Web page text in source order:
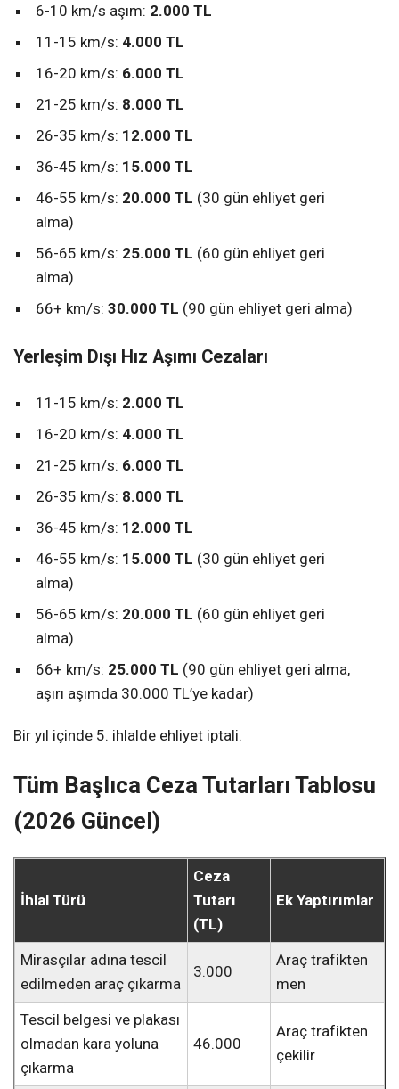
6-10 km/s aşım: 2.000 TL
11-15 km/s: 4.000 TL
16-20 km/s: 6.000 TL
21-25 km/s: 8.000 TL
26-35 km/s: 12.000 TL
36-45 km/s: 15.000 TL
46-55 km/s: 20.000 TL (30 gün ehliyet geri
alma)
56-65 km/s: 25.000 TL (60 gün ehliyet geri
alma)
66+ km/s: 30.000 TL (90 gün ehliyet geri alma)
Yerleşim Dışı Hız Aşımı Cezaları
11-15 km/s: 2.000 TL
16-20 km/s: 4.000 TL
21-25 km/s: 6.000 TL
26-35 km/s: 8.000 TL
36-45 km/s: 12.000 TL
46-55 km/s: 15.000 TL (30 gün ehliyet geri
alma)
56-65 km/s: 20.000 TL (60 gün ehliyet geri
alma)
66+ km/s: 25.000 TL (90 gün ehliyet geri alma,
aşırı aşımda 30.000 TL’ye kadar)
Bir yıl içinde 5. ihlalde ehliyet iptali.
Tüm Başlıca Ceza Tutarları Tablosu
(2026 Güncel)
İhlal Türü
Ceza
Tutarı
(TL)
Ek Yaptırımlar
Mirasçılar adına tescil
edilmeden araç çıkarma
3.000
Araç trafikten
men
Tescil belgesi ve plakası
olmadan kara yoluna
çıkarma
46.000
Araç trafikten
çekilir